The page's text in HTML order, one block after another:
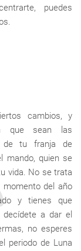
puedes
cambios, y
que sean las
de tu franja de
mando, quien se
vida. No se trata
del año
y tienes que
decídete a dar el
no esperes
periodo de Luna